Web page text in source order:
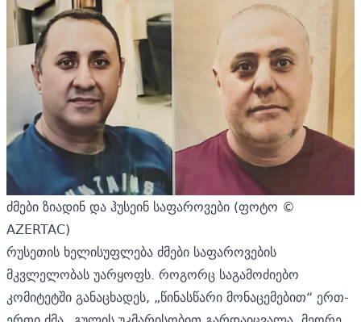
ძმები ზიადინ და ჰუსეინ საფაროვები (ფოტო ©
AZERTAC)
რუსეთის ხელისუფლება ძმები საფაროვების
მკვლელობას უარყოფს. როგორც საგამოძიებო
კომიტეტში განაცხადეს, „წინასწარი მონაცემებით“ ერთ-